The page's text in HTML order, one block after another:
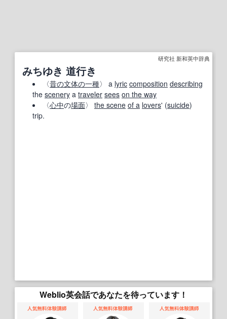
研究社 新和英中辞典
みちゆき 道行き
〈昔の文体の一種〉 a lyric composition describing
the scenery a traveler sees on the way
〈心中の場面〉 the scene of a lovers' (suicide)
trip.
Weblio英会話であなたを待っています！